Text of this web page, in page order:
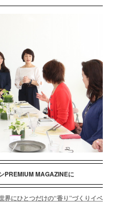
PREMIUM MAGAZINEに
界にひとつだけの“香り”づくりイベ